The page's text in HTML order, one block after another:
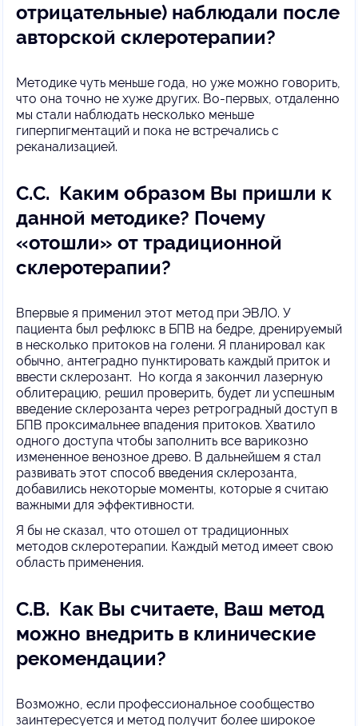
отрицательные) наблюдали после
авторской склеротерапии?
Методике чуть меньше года, но уже можно говорить,
что она точно не хуже других. Во-первых, отдаленно
мы стали наблюдать несколько меньше
гиперпигментаций и пока не встречались с
реканализацией.
С.С. Каким образом Вы пришли к
данной методике? Почему
«отошли» от традиционной
склеротерапии?
Впервые я применил этот метод при ЭВЛО. У
пациента был рефлюкс в БПВ на бедре, дренируемый
в несколько притоков на голени. Я планировал как
обычно, антеградно пунктировать каждый приток и
ввести склерозант. Но когда я закончил лазерную
облитерацию, решил проверить, будет ли успешным
введение склерозанта через ретроградный доступ в
БПВ проксимальнее впадения притоков. Хватило
одного доступа чтобы заполнить все варикозно
измененное венозное древо. В дальнейшем я стал
развивать этот способ введения склерозанта,
добавились некоторые моменты, которые я считаю
важными для эффективности.
Я бы не сказал, что отошел от традиционных
методов склеротерапии. Каждый метод имеет свою
область применения.
С.В. Как Вы считаете, Ваш метод
можно внедрить в клинические
рекомендации?
Возможно, если профессиональное сообщество
заинтересуется и метод получит более широкое